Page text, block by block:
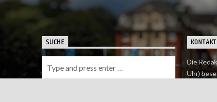
SUCHE KONTAKT
Die
Uhr)